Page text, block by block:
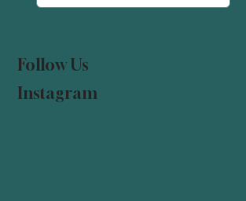
Follow Us
Instagram